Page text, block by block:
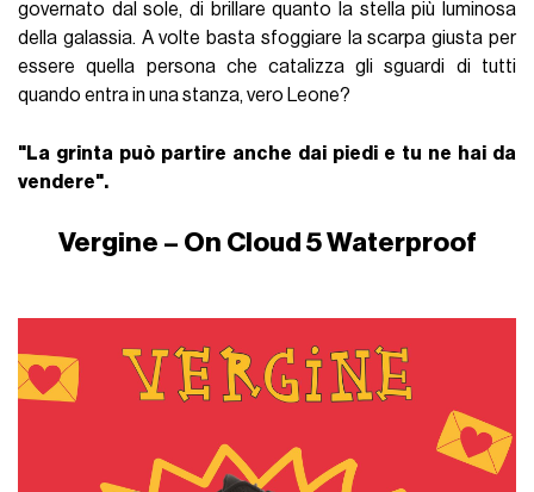
governato dal sole, di brillare quanto la stella più luminosa
della galassia. A volte basta sfoggiare la scarpa giusta per
essere quella persona che catalizza gli sguardi di tutti
quando entra in una stanza, vero Leone?
"La grinta può partire anche dai piedi e tu ne hai da
vendere".
Vergine – On Cloud 5 Waterproof